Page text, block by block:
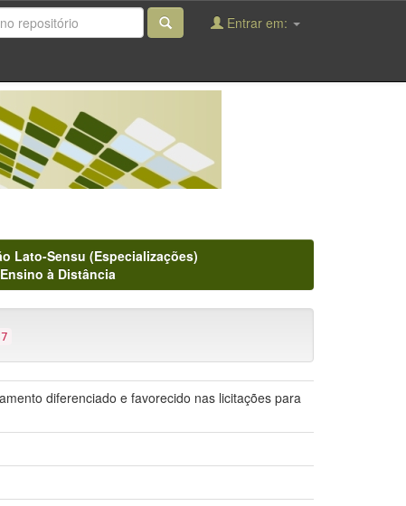
Entrar em:
Lato-Sensu (Especializações)
à Distância
diferenciado e favorecido nas licitações para